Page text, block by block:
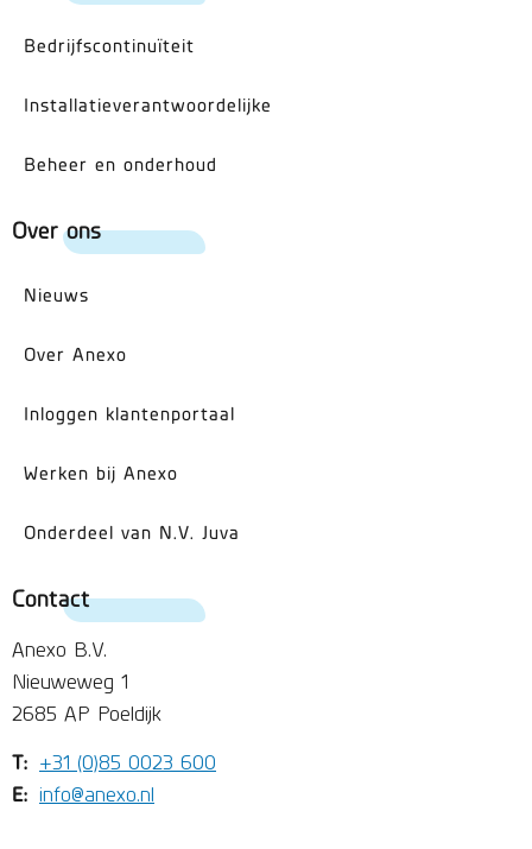
Bedrijfscontinuïteit
Installatieverantwoordelijke
Beheer en onderhoud
Over ons
Nieuws
Over Anexo
Inloggen klantenportaal
Werken bij Anexo
Onderdeel van N.V. Juva
Contact
Anexo B.V.
Nieuweweg 1
2685 AP Poeldijk
T: +31 (0)85 0023 600
E: info@anexo.nl